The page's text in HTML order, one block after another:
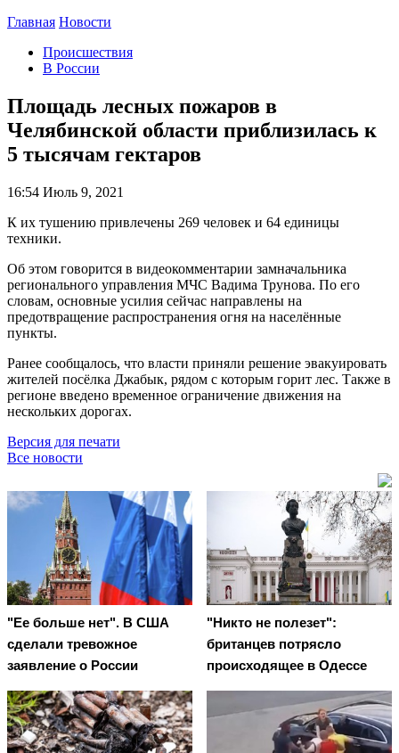
Главная Новости
Происшествия
В России
Площадь лесных пожаров в
Челябинской области приблизилась к
5 тысячам гектаров
16:54 Июль 9, 2021
К их тушению привлечены 269 человек и 64 единицы
техники.
Об этом говорится в видеокомментарии замначальника
регионального управления МЧС Вадима Трунова. По его
словам, основные усилия сейчас направлены на
предотвращение распространения огня на населённые
пункты.
Ранее сообщалось, что власти приняли решение эвакуировать
жителей посёлка Джабык, рядом с которым горит лес. Также в
регионе введено временное ограничение движения на
нескольких дорогах.
Версия для печати
Все новости
"Ее больше нет". В США
сделали тревожное
заявление о России
"Никто не полезет":
британцев потрясло
происходящее в Одессе